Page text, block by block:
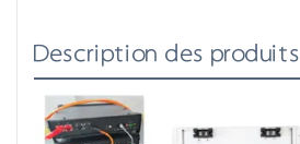
Description des produits